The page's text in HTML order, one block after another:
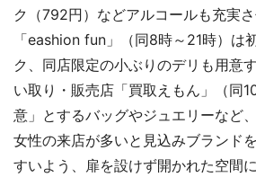
ク（792円）などアルコールも充実
「eashion fun」（同8時～21時）は
ク、同店限定の小ぶりのデリも用意
い取り・販売店「買取えもん」（同
意」とするバッグやジュエリーなど
女性の来店が多いと見込みブランド
すいよう、扉を設けず開かれた空間に